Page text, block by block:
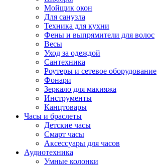
Мойщик окон
Для санузла
Техника для кухни
Фены и выпрямители для волос
Весы
Уход за одеждой
Сантехника
Роутеры и сетевое оборудование
Фонари
Зеркало для макияжа
Инструменты
Канцтовары
Часы и браслеты
Детские часы
Смарт часы
Аксессуары для часов
Аудиотехника
Умные колонки